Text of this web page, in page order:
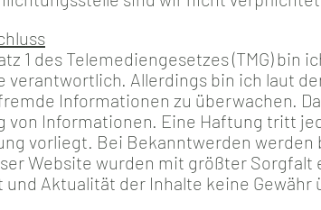
1 des Telemediengesetzes (TMG)
verantwortlich. Allerdings bin ich laut
Informationen zu überwachen.
von Informationen. Eine Haftung tritt
vorliegt. Bei Bekanntwerden
Website wurden mit größter
und Aktualität der Inhalte keine Gewähr